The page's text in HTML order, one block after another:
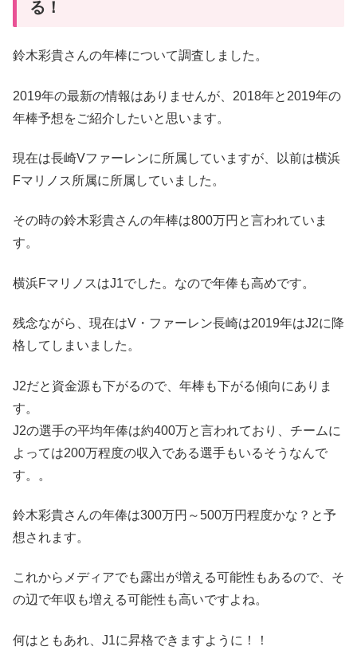
る！
鈴木彩貴さんの年棒について調査しました。
2019年の最新の情報はありませんが、2018年と2019年の
年棒予想をご紹介したいと思います。
現在は長崎Vファーレンに所属していますが、以前は横浜
Fマリノス所属に所属していました。
その時の鈴木彩貴さんの年棒は800万円と言われていま
す。
横浜FマリノスはJ1でした。なので年俸も高めです。
残念ながら、現在はV・ファーレン長崎は2019年はJ2に降
格してしまいました。
J2だと資金源も下がるので、年棒も下がる傾向にありま
す。
J2の選手の平均年俸は約400万と言われており、チームに
よっては200万程度の収入である選手もいるそうなんで
す。。
鈴木彩貴さんの年俸は300万円～500万円程度かな？と予
想されます。
これからメディアでも露出が増える可能性もあるので、そ
の辺で年収も増える可能性も高いですよね。
何はともあれ、J1に昇格できますように！！